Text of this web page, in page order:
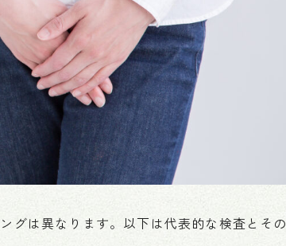
グは異なります。以下は代表的な検査とその